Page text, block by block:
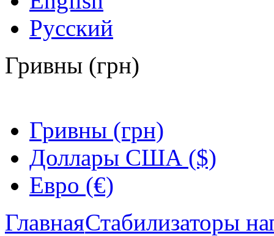
Русский
Гривны (грн)
Гривны (грн)
Доллары США ($)
Евро (€)
ГлавнаяСтабилизаторы